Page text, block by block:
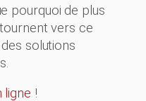
pourquoi de plus
vers ce
solutions
ligne !